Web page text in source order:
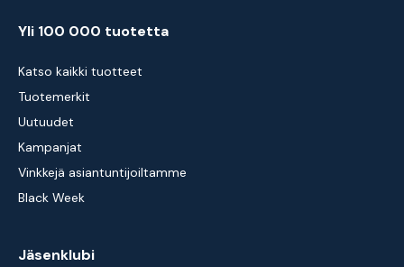
Yli 100 000 tuotetta
Katso kaikki tuotteet
Tuotemerkit
Uutuudet
Kampanjat
Vinkkejä asiantuntijoiltamme
Black Week
Jäsenklubi